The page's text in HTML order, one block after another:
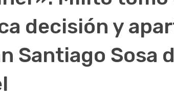
decisión y
Santiago Sosa